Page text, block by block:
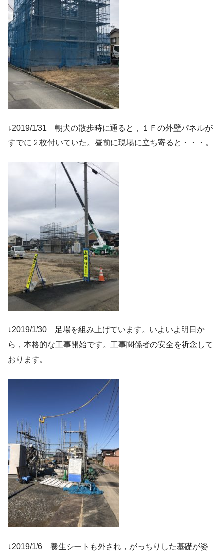
↓2019/1/31 朝犬の散歩時に通ると，１Ｆの外壁パネルが
すでに２枚付いていた。昼前に現場に立ち寄ると・・・。
↓2019/1/30 足場を組み上げています。いよいよ明日か
ら，本格的な工事開始です。工事関係者の安全を祈念して
おります。
↓2019/1/6 養生シートも外され，がっちりした基礎が姿